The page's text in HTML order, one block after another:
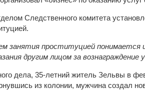
Следственного комитета
занятия проституцией понимается
другим лицом за вознаграждение
дела, 35-летний житель Зельвы в
из колонии, мужчина создал